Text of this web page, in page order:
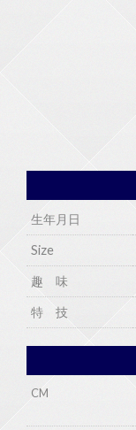
生年月日
Size
趣 味
特 技
CM